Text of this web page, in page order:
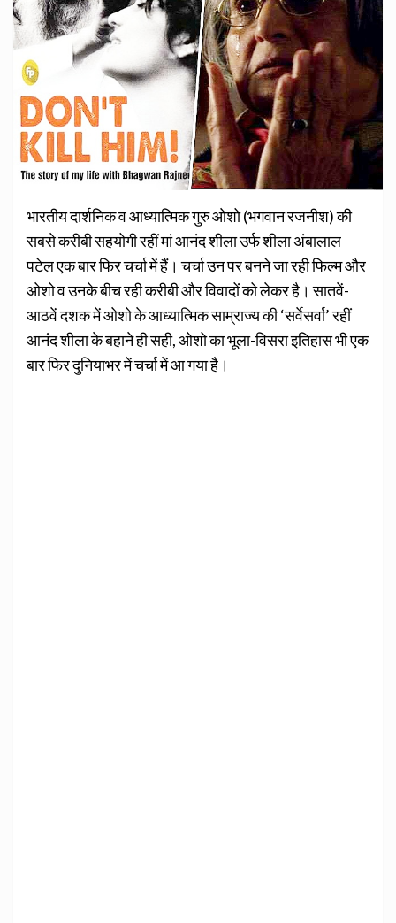
भारतीय दार्शनिक व आध्यात्मिक गुरु ओशो (भगवान रजनीश) की
सबसे करीबी सहयोगी रहीं मां आनंद शीला उर्फ शीला अंबालाल
पटेल एक बार फिर चर्चा में हैं। चर्चा उन पर बनने जा रही फिल्म और
ओशो व उनके बीच रही करीबी और विवादों को लेकर है। सातवें-
आठवें दशक में ओशो के आध्यात्मिक साम्राज्य की ‘सर्वेसर्वा’ रहीं
आनंद शीला के बहाने ही सही, ओशो का भूला-विसरा इतिहास भी एक
बार फिर दुनियाभर में चर्चा में आ गया है।